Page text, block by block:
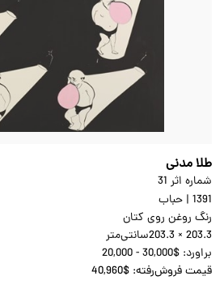
طلا مدنی
شماره اثر 31
1391
| حباب
رنگ روغن روی کتان
203.3 × 203.3سانتی‌متر
براورد: 20,000 - 30,000$
قیمت فروش‌رفته: 40,960$